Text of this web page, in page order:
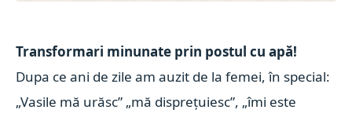
Transformari minunate prin postul cu apă!
Dupa ce ani de zile am auzit de la femei, în special:
„Vasile mă urăsc” „mă disprețuiesc”, „îmi este